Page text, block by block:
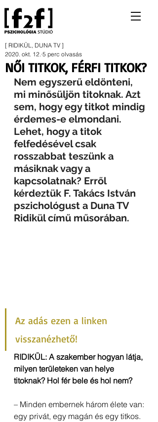
NŐI TITKOK, FÉRFI TITKOK?
[ RIDIKÜL, DUNA TV ]
2020. okt. 12. 5 perc olvasás
Nem egyszerű eldönteni,
mi minősüljön titoknak. Azt
sem, hogy egy titkot mindig
érdemes-e elmondani.
Lehet, hogy a titok
felfedésével csak
rosszabbat teszünk a
másiknak vagy a
kapcsolatnak? Erről
kérdeztük F. Takács István
pszichológust a Duna TV
Ridikül című műsorában.
Az adás ezen a linken
visszanézhető!
RIDIKÜL: A szakember hogyan látja,
milyen területeken van helye
titoknak? Hol fér bele és hol nem?
– Minden embernek három élete van:
egy privát, egy magán és egy titkos.